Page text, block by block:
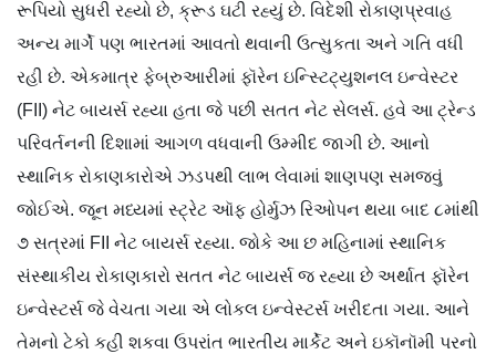
રૂપિયો સુધરી રહ્યો છે, ક્રૂડ ઘટી રહ્યું છે. વિદેશી રોકાણપ્રવાહ
અન્ય માર્ગે પણ ભારતમાં આવતો થવાની ઉત્સુકતા અને ગતિ વધી
રહી છે. એકમાત્ર ફેબ્રુઆરીમાં ફૉરેન ઇન્સ્ટિટ્યુશનલ ઇન્વેસ્ટર
(FII) નેટ બાયર્સ રહ્યા હતા જે પછી સતત નેટ સેલર્સ. હવે આ ટ્રેન્ડ
પરિવર્તનની દિશામાં આગળ વધવાની ઉમ્મીદ જાગી છે. આનો
સ્થાનિક રોકાણકારોએ ઝડપથી લાભ લેવામાં શાણપણ સમજવું
જોઈએ. જૂન મધ્યમાં સ્ટ્રેટ ઑફ હોર્મુઝ રિઓપન થયા બાદ ૮માંથી
૭ સત્રમાં FII નેટ બાયર્સ રહ્યા. જોકે આ છ મહિનામાં સ્થાનિક
સંસ્થાકીય રોકાણકારો સતત નેટ બાયર્સ જ રહ્યા છે અર્થાત ફૉરેન
ઇન્વેસ્ટર્સ જે વેચતા ગયા એ લોકલ ઇન્વેસ્ટર્સ ખરીદતા ગયા. આને
તેમનો ટેકો કહી શકવા ઉપરાંત ભારતીય માર્કેટ અને ઇકૉનૉમી પરનો